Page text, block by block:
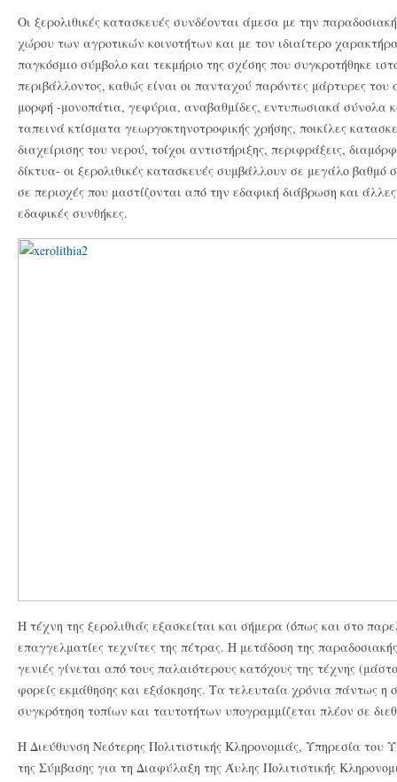
Οι ξερολιθικές κατασκευές συνδέονται άμεσα με την
χώρου των αγροτικών κοινοτήτων και με τον ιδιαίτερο
παγκόσμιο σύμβολο και τεκμήριο της σχέσης που συγκροτήθηκε
περιβάλλοντος, καθώς είναι οι πανταχού παρόντες μάρτυρες
μορφή -μονοπάτια, γεφύρια, αναβαθμίδες, εντυπωσιακά σύνολα
ταπεινά κτίσματα γεωργοκτηνοτροφικής χρήσης, ποικίλες
διαχείρισης του νερού, τοίχοι αντιστήριξης, περιφράξεις,
δίκτυα- οι ξερολιθικές κατασκευές συμβάλλουν σε μεγάλο βαθμό
σε περιοχές που μαστίζονται από την εδαφική διάβρωση και
εδαφικές συνθήκες.
Η τέχνη της ξερολιθιάς εξασκείται και σήμερα (όπως και στο
επαγγελματίες τεχνίτες της πέτρας. Η μετάδοση της
γενιές γίνεται από τους παλαιότερους κατόχους της τέχνης
φορείς εκμάθησης και εξάσκησης. Τα τελευταία χρόνια πάντως η
συγκρότηση τοπίων και ταυτοτήτων υπογραμμίζεται πλέον σε
Η Διεύθυνση Νεότερης Πολιτιστικής Κληρονομιάς, Υπηρεσία
της Σύμβασης για τη Διαφύλαξη της Άυλης Πολιτιστικής